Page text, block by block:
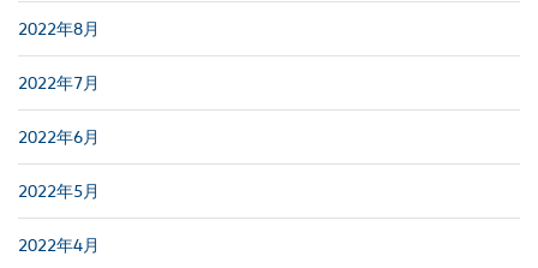
2022年8月
2022年7月
2022年6月
2022年5月
2022年4月